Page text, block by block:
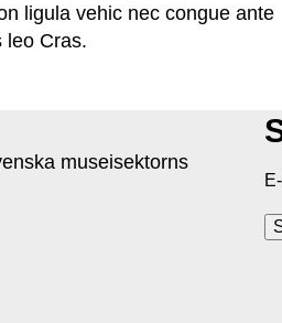
ligula vehic nec congue ante
leo Cras.
museisektorns